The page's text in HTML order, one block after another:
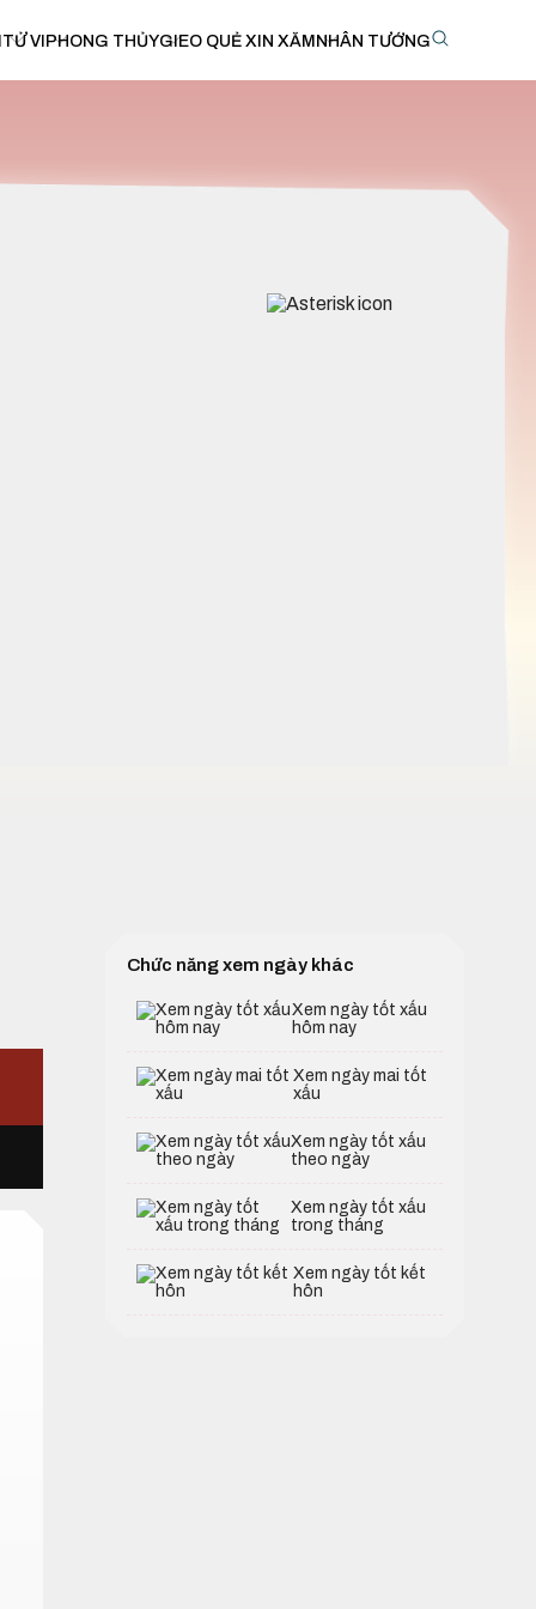
TỬ VI PHONG THỦYGIEO QUẺ XIN XĂM NHÂN TƯỚNG
Chức năng xem ngày khác
Xem ngày tốt xấu
hôm nay
Xem ngày mai tốt
xấu
Xem ngày tốt xấu
theo ngày
Xem ngày tốt xấu
trong tháng
Xem ngày tốt kết
hôn